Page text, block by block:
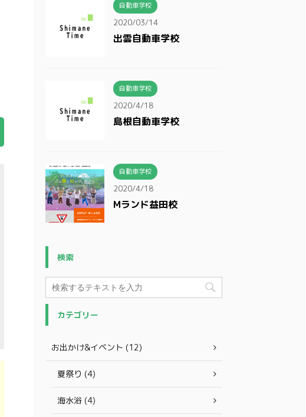
自動車学校
2020/03/14
出雲自動車学校
自動車学校
2020/4/18
島根自動車学校
自動車学校
2020/4/18
Mランド益田校
検索
カテゴリー
お出かけ&イベント (12)
夏祭り (4)
海水浴 (4)